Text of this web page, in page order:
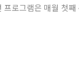
프로그램은 매월 첫